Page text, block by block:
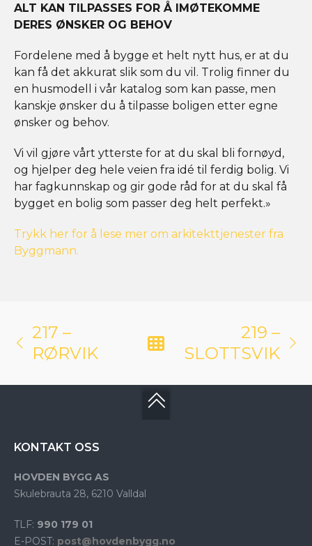
ALT KAN TILPASSES FOR Å IMØTEKOMME
DERES ØNSKER OG BEHOV
Fordelene med å bygge et helt nytt hus, er at du
kan få det akkurat slik som du vil. Trolig finner du
en husmodell i vår katalog som kan passe, men
kanskje ønsker du å tilpasse boligen etter egne
ønsker og behov.
Vi vil gjøre vårt ytterste for at du skal bli fornøyd,
og hjelper deg hele veien fra idé til ferdig bolig. Vi
har fagkunnskap og gir gode råd for at du skal få
bygget en bolig som passer deg helt perfekt.»
Trykk her for å lese mer om arkitekttjenester fra
Byggmann.
217 –
RØRVIK
219 –
SLOTTSVIK
KONTAKT OSS
HOVDEN BYGG AS
Skulebrauta 28, 6210 Valldal
TLF: 990 179 01
E-POST: post@hovdenbygg.no